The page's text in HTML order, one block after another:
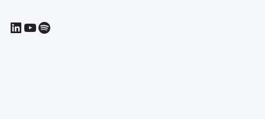
LinkedIn
YouTube
Spotify